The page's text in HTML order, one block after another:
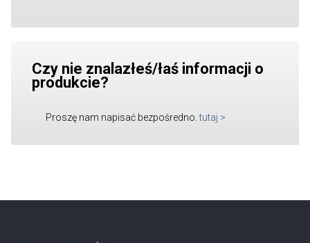
Czy nie znalazłeś/łaś informacji o
produkcie?
Proszę nam napisać bezpośredno. tutaj >